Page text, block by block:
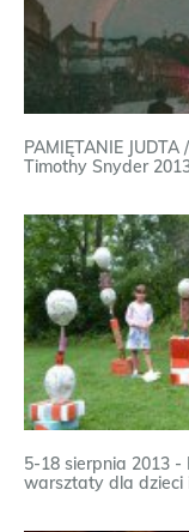
PAMIĘTANIE
Timothy Snyder
5-18 sierpnia 2013 -
warsztaty dla dzieci